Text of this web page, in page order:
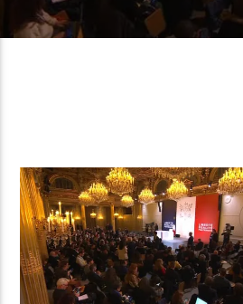
Titre diffusé :
Radio Univers